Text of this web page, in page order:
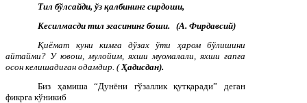
Тил бўлсайди, ўз қалбининг сирдоши,
Кесилмасди тил эгасининг боши. (А. Фирдавсий)
Қиёмат куни кимга дўзах ўти ҳаром бўлишини
айтайми? У ювош, мулойим, яхши муомалали, яхши гапга
осон келишадиган одамдир. ( Ҳадисдан).
Биз ҳамиша “Дунёни гўзаллик қутқаради” деган
фикрга кўникиб